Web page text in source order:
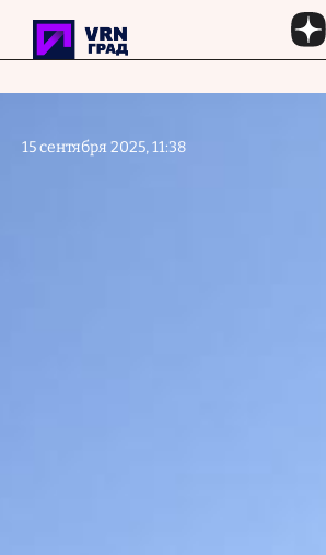
Перейти к основному содержанию
15 сентября 2025, 11:38